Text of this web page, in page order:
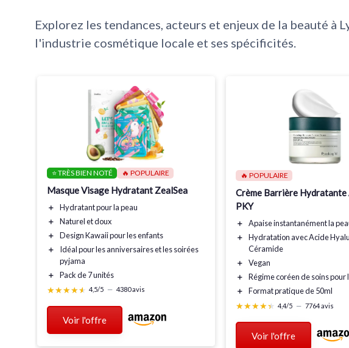
Explorez les tendances, acteurs et enjeux de la beauté à
l'industrie cosmétique locale et ses spécificités.
⭐ TRÈS BIEN NOTÉ 🔥 POPULAIRE
Masque Visage Hydratant ZealSea
＋ Hydratantpour la peau
＋
Naturelet doux
＋
Design Kawaiipour les enfants
＋
Idéal pour les anniversaireset les soirées
pyjama
＋
Pack de 7 unités
★★★★★
★★★★★ 4,5/5 — 4380 avis
Voir l'offre
🔥 POPULAIRE
Crème Barrière Hydratante
PKY
＋ Apaiseinstantanément la
＋
Hydratationavec Acide
Céramide
＋
Vegan
＋
Régime coréende soins pour
＋
Format pratique de 50ml
★★★★★
★★★★★ 4,4/5 — 7764 avis
Voir l'offre